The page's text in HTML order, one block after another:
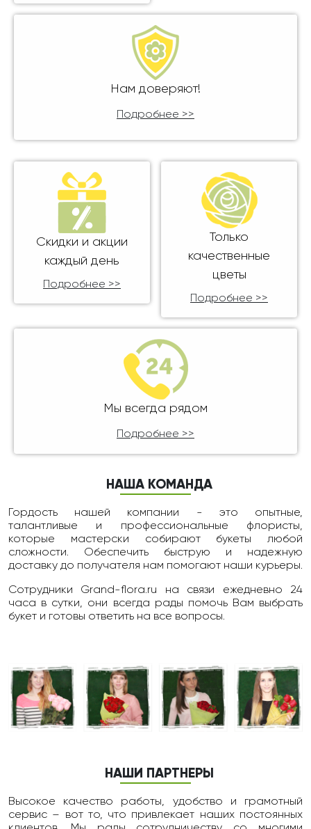
Нам доверяют!
Подробнее >>
Скидки и акции
каждый день
Подробнее >>
Только
качественные
цветы
Подробнее >>
Мы всегда рядом
Подробнее >>
НАША КОМАНДА
Гордость нашей компании - это опытные,
талантливые и профессиональные флористы,
которые мастерски собирают букеты любой
сложности. Обеспечить быструю и надежную
доставку до получателя нам помогают наши курьеры.
Сотрудники Grand-flora.ru на связи ежедневно 24
чаcа в сутки, они всегда рады помочь Вам выбрать
букет и готовы ответить на все вопросы.
НАШИ ПАРТНЕРЫ
Высокое качество работы, удобство и грамотный
сервис – вот то, что привлекает наших постоянных